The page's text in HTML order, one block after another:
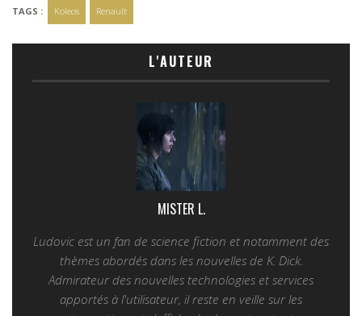
TAGS : Koleos Renault
L'AUTEUR
MISTER L.
Ludovic est un fan de science fiction et notamment des
thèmes abordés dans les nouvelles de K. Dick.
Admirateur des nouvelles technologies et services
apportés à l'utilisateur, il reste en veille sur les